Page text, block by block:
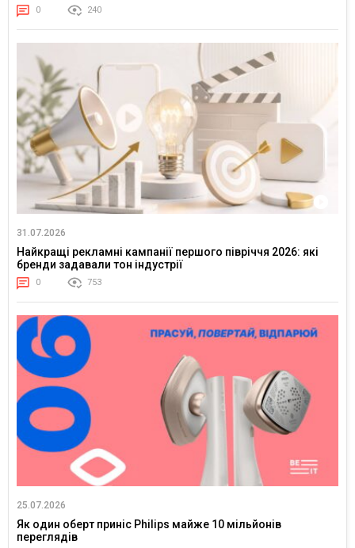
0 240
31.07.2026
Найкращі рекламні кампанії першого півріччя 2026: які
бренди задавали тон індустрії
0 753
25.07.2026
Як один оберт приніс Philips майже 10 мільйонів
переглядів